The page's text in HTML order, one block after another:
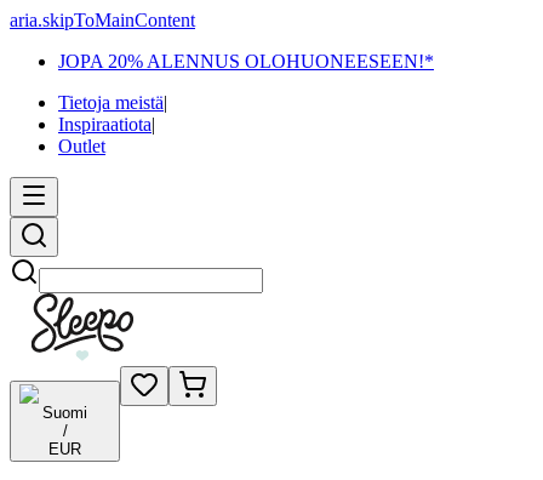
aria.skipToMainContent
JOPA 20% ALENNUS OLOHUONEESEEN!*
Tietoja meistä|
Inspiraatiota|
Outlet
Etsi
Suomi
/
EUR